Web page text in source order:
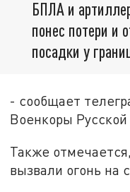
БПЛА и
понес потери и
посадки у
- сообщает
Военкоры
Также
вызвали огонь на